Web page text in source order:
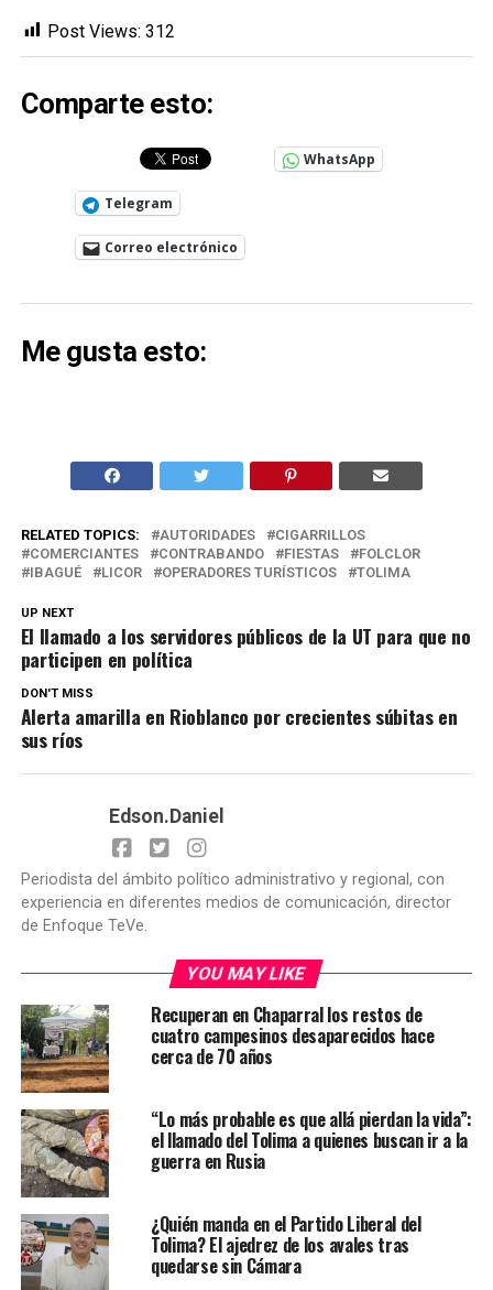
Post Views: 312
Comparte esto:
WhatsApp
Telegram
Correo electrónico
Me gusta esto:
RELATED TOPICS: AUTORIDADES
CIGARRILLOS
COMERCIANTES
CONTRABANDO FIESTAS
FOLCLOR
IBAGUÉ
LICOR OPERADORES TURÍSTICOS TOLIMA
UP NEXT
El llamado a los servidores públicos de la UT para que no
participen en política
DON'T MISS
Alerta amarilla en Rioblanco por crecientes súbitas en
sus ríos
Edson.Daniel
Periodista del ámbito político administrativo y regional, con
experiencia en diferentes medios de comunicación, director
de Enfoque TeVe.
YOU MAY LIKE
Recuperan en Chaparral los restos de
cuatro campesinos desaparecidos hace
cerca de 70 años
“Lo más probable es que allá pierdan la vida”:
el llamado del Tolima a quienes buscan ir a la
guerra en Rusia
¿Quién manda en el Partido Liberal del
Tolima? El ajedrez de los avales tras
quedarse sin Cámara